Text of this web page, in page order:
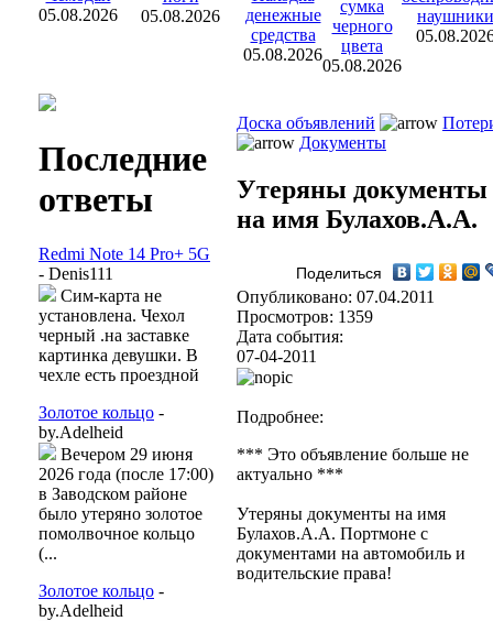
05.08.2026
05.08.2026
денежные
средства
05.08.2026
сумка
черного
цвета
05.08.2026
наушники
Последние
ответы
Redmi Note 14 Pro+ 5G
- Denis111
Сим-карта не
установлена. Чехол
черный .на заставке
картинка девушки. В
чехле есть проездной
Золотое кольцо -
by.Adelheid
Вечером 29 июня
2026 года (после 17:00)
в Заводском районе
было утеряно золотое
помолвочное кольцо
(...
Золотое кольцо -
by.Adelheid
Доска объявлений
Документы
Утеряны документы
на имя Булахов.А.А.
Поделиться
Опубликовано: 07.04.2011
Просмотров: 1359
Дата события:
07-04-2011
Подробнее:
*** Это объявление больше не
актуально ***
Утеряны документы на имя
Булахов.А.А. Портмоне с
документами на автомобиль и
водительские права!